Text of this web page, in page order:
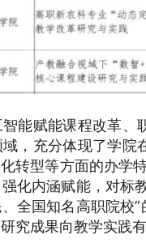
能赋能课程改革、
，充分体现了学
转型等方面的办学
化内涵赋能，对标
全国知名高职院校
究成果向教学实践